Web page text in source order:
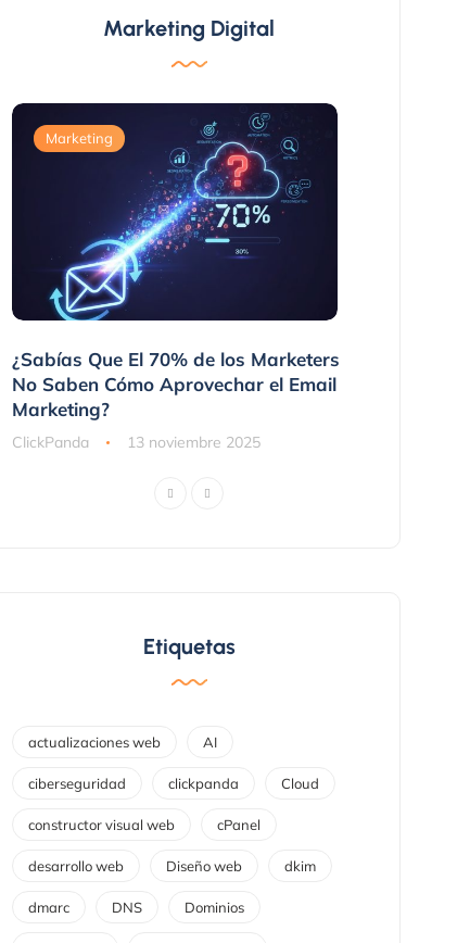
Marketing Digital
Marketing
¿Sabías Que El 70% de los Marketers
No Saben Cómo Aprovechar el Email
Marketing?
ClickPanda 13 noviembre 2025
Etiquetas
actualizaciones web AI
ciberseguridad clickpanda Cloud
constructor visual web cPanel
desarrollo web Diseño web dkim
dmarc DNS Dominios